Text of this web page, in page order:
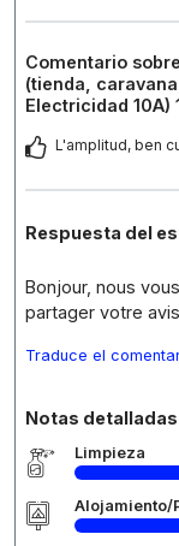
Comentario
(tienda,
Electricidad 10A)
L'amplitud, ben
Respuesta del
Bonjour, nous
partager votre
Traduce el
Notas
Limpieza
Alojamiento/